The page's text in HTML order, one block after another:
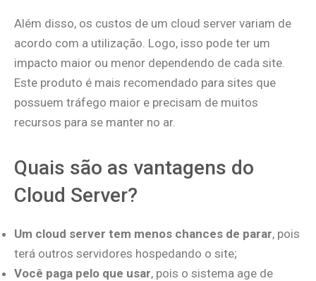
Além disso, os custos de um cloud server variam de
acordo com a utilização. Logo, isso pode ter um
impacto maior ou menor dependendo de cada site.
Este produto é mais recomendado para sites que
possuem tráfego maior e precisam de muitos
recursos para se manter no ar.
Quais são as vantagens do
Cloud Server?
Um cloud server tem menos chances de parar, pois
terá outros servidores hospedando o site;
Você paga pelo que usar, pois o sistema age de